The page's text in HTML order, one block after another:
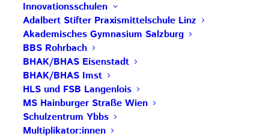
Innovationsschulen
Adalbert Stifter Praxismittelschule Linz
Akademisches Gymnasium Salzburg
BBS Rohrbach
BHAK/BHAS Eisenstadt
BHAK/BHAS Imst
HLS und FSB Langenlois
MS Hainburger Straße Wien
Schulzentrum Ybbs
Multiplikator:innen
Im Gegensatz zu traditionellen Ansätzen, die oft auf
Drohungen und Strafen setzen, verfolgt dieses
Projekt einen positiven und reflektierten Ansatz,
um das Nutzungsverhalten langfristig zu verändern.
Ein zentraler Bestandteil ist die Ausbildung von
Peers. Diese sollen nicht nur Wissen über die
Risiken und Chancen der Smartphonenutzung